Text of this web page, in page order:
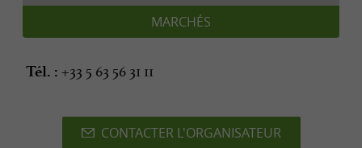
MARCHÉS
Tél. : +33 5 63 56 31 11
CONTACTER L'ORGANISATEUR